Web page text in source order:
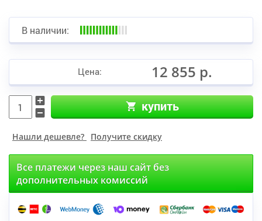
В наличии:
Цена: 12 855 р.
купить
Нашли дешевле? Получите скидку
Все платежи через наш сайт без
дополнительных комиссий